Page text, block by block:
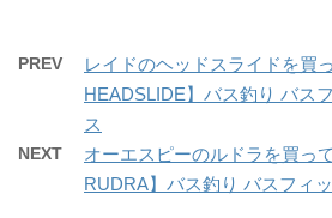
o
k
PREV
レイドのヘッドスライドを買
HEADSLIDE】バス釣り バス
ス
NEXT
オーエスピーのルドラを買っ
RUDRA】バス釣り バスフィ